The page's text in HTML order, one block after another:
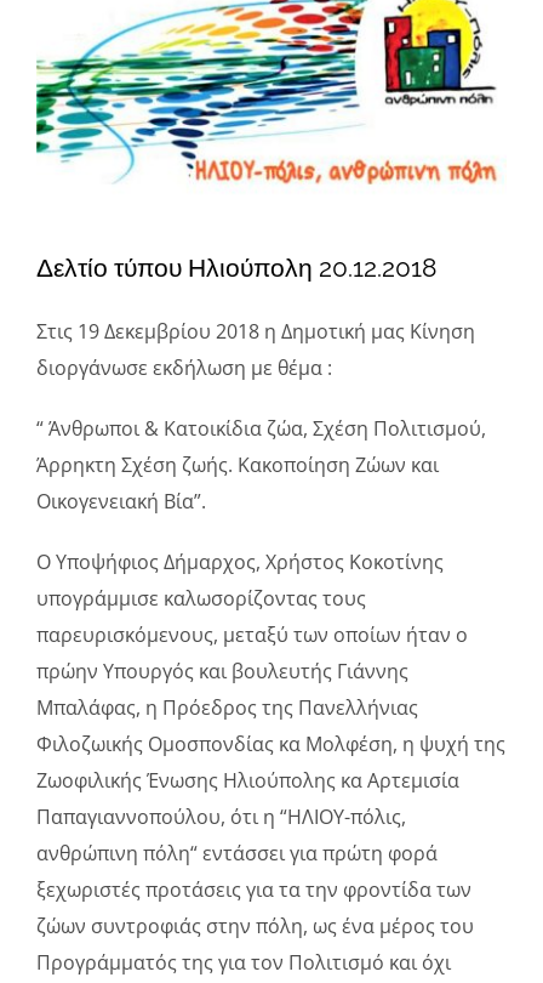
Νέα – Ανακοινώσεις
Αναζήτηση
εικόνας
Δελτίο τύπου Ηλιούπολη 20.12.2018
Στις 19 Δεκεμβρίου 2018 η Δημοτική μας Κίνηση
διοργάνωσε εκδήλωση με θέμα :
“ Άνθρωποι & Κατοικίδια ζώα, Σχέση Πολιτισμού,
Άρρηκτη Σχέση ζωής. Κακοποίηση Ζώων και
Οικογενειακή Βία”.
Ο Υποψήφιος Δήμαρχος, Χρήστος Κοκοτίνης
υπογράμμισε καλωσορίζοντας τους
παρευρισκόμενους, μεταξύ των οποίων ήταν ο
πρώην Υπουργός και βουλευτής Γιάννης
Μπαλάφας, η Πρόεδρος της Πανελλήνιας
Φιλοζωικής Ομοσπονδίας κα Μολφέση, η ψυχή της
Ζωοφιλικής Ένωσης Ηλιούπολης κα Αρτεμισία
Παπαγιαννοπούλου, ότι η “ΗΛΙΟΥ-πόλις,
ανθρώπινη πόλη“ εντάσσει για πρώτη φορά
ξεχωριστές προτάσεις για τα την φροντίδα των
ζώων συντροφιάς στην πόλη, ως ένα μέρος του
Προγράμματός της για τον Πολιτισμό και όχι